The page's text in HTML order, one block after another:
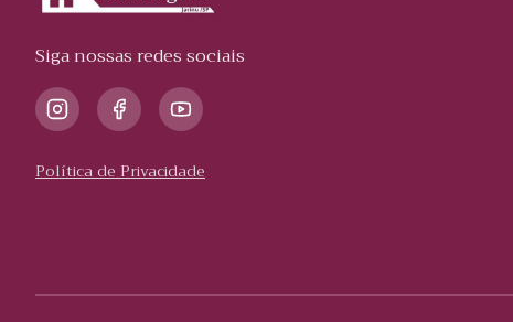
Siga nossas redes sociais
Política de Privacidade